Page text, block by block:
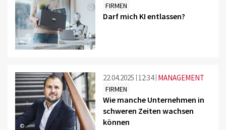
©
FIRMEN
Darf mich KI entlassen?
©
22.04.2025 12:34 MANAGEMENT
FIRMEN
Wie manche Unternehmen in
schweren Zeiten wachsen
können